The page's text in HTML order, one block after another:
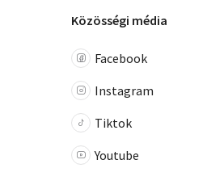
Közösségi média
Facebook
Instagram
Tiktok
Youtube